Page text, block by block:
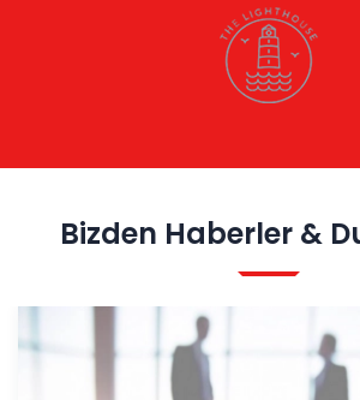
Bizden Haberler &